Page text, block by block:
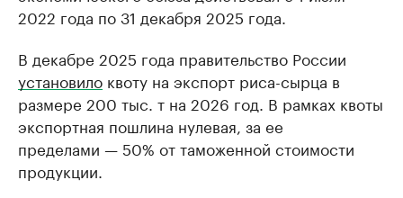
2022 года по 31 декабря 2025 года.
В декабре 2025 года правительство России
установило квоту на экспорт риса-сырца в
размере 200 тыс. т на 2026 год. В рамках квоты
экспортная пошлина нулевая, за ее
пределами — 50% от таможенной стоимости
продукции.